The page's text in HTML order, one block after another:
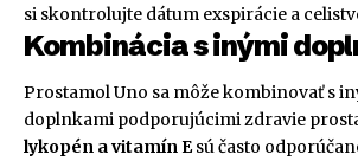
si skontrolujte dátum exspirácie a
Kombinácia s inými
Prostamol Uno sa môže kombinovať s
doplnkami podporujúcimi zdravie
lykopén a vitamín Esú často